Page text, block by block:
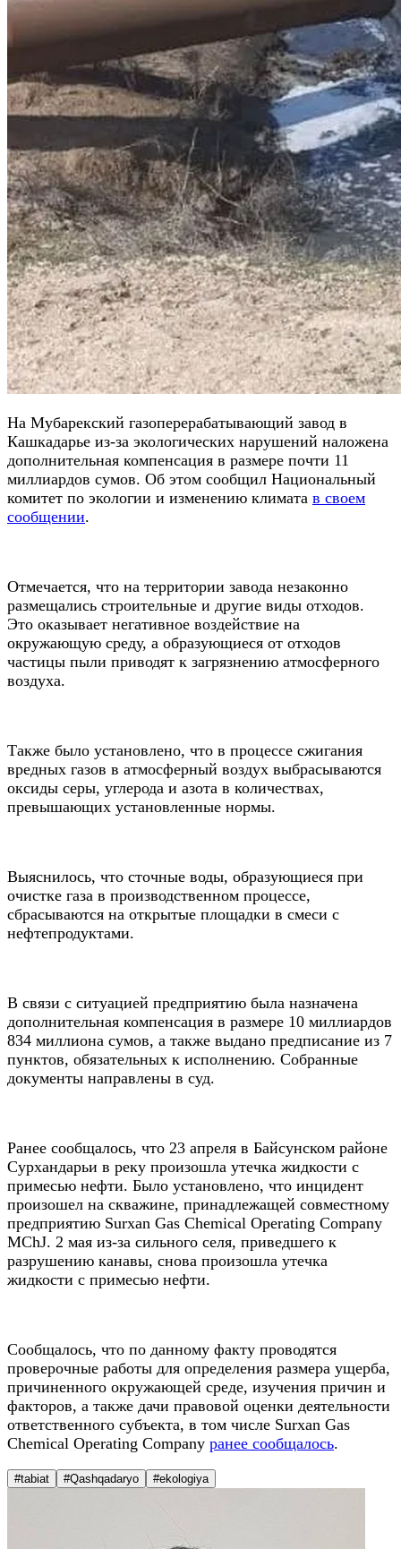
На Мубарекский газоперерабатывающий завод в
Кашкадарье из-за экологических нарушений наложена
дополнительная компенсация в размере почти 11
миллиардов сумов. Об этом сообщил Национальный
комитет по экологии и изменению климата в своем
сообщении.
Отмечается, что на территории завода незаконно
размещались строительные и другие виды отходов.
Это оказывает негативное воздействие на
окружающую среду, а образующиеся от отходов
частицы пыли приводят к загрязнению атмосферного
воздуха.
Также было установлено, что в процессе сжигания
вредных газов в атмосферный воздух выбрасываются
оксиды серы, углерода и азота в количествах,
превышающих установленные нормы.
Выяснилось, что сточные воды, образующиеся при
очистке газа в производственном процессе,
сбрасываются на открытые площадки в смеси с
нефтепродуктами.
В связи с ситуацией предприятию была назначена
дополнительная компенсация в размере 10 миллиардов
834 миллиона сумов, а также выдано предписание из 7
пунктов, обязательных к исполнению. Собранные
документы направлены в суд.
Ранее сообщалось, что 23 апреля в Байсунском районе
Сурхандарьи в реку произошла утечка жидкости с
примесью нефти. Было установлено, что инцидент
произошел на скважине, принадлежащей совместному
предприятию Surxan Gas Chemical Operating Company
MChJ. 2 мая из-за сильного селя, приведшего к
разрушению канавы, снова произошла утечка
жидкости с примесью нефти.
Сообщалось, что по данному факту проводятся
проверочные работы для определения размера ущерба,
причиненного окружающей среде, изучения причин и
факторов, а также дачи правовой оценки деятельности
ответственного субъекта, в том числе Surxan Gas
Chemical Operating Company ранее сообщалось.
#tabiat #Qashqadaryo #ekologiya